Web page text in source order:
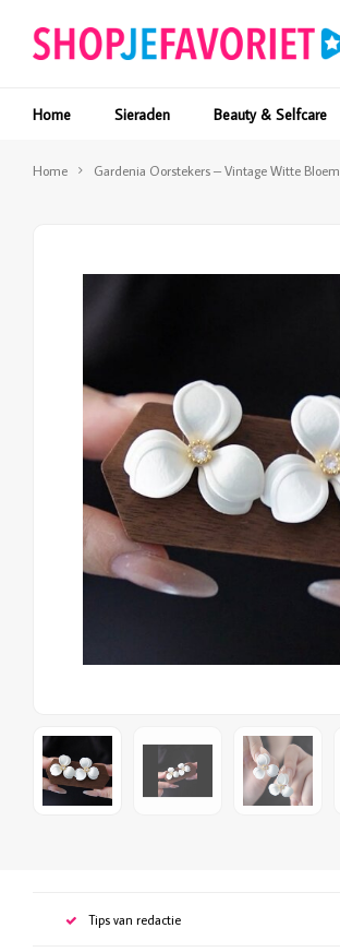
Home Sieraden Beauty & Selfcare
Home Gardenia Oorstekers – Vintage Witte Bloem
Tips van redactie